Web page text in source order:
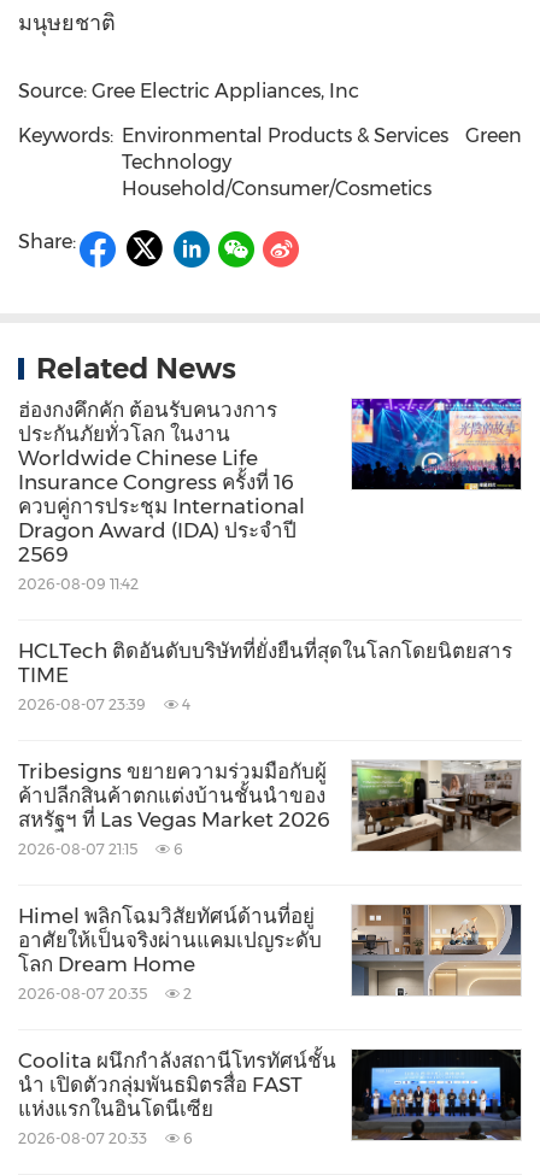
มนุษยชาติ
Source: Gree Electric Appliances, Inc
Keywords: Environmental Products & Services
Green
Technology
Household/Consumer/Cosmetics
Share:
Related News
ฮ่องกงคึกคัก ต้อนรับคนวงการ
ประกันภัยทั่วโลก ในงาน
Worldwide Chinese Life
Insurance Congress ครั้งที่ 16
ควบคู่การประชุม International
Dragon Award (IDA) ประจำปี
2569
2026-08-09 11:42
HCLTech ติดอันดับบริษัทที่ยั่งยืนที่สุดในโลกโดยนิตยสาร
TIME
2026-08-07 23:39 4
Tribesigns ขยายความร่วมมือกับผู้
ค้าปลีกสินค้าตกแต่งบ้านชั้นนำของ
สหรัฐฯ ที่ Las Vegas Market 2026
2026-08-07 21:15 6
Himel พลิกโฉมวิสัยทัศน์ด้านที่อยู่
อาศัยให้เป็นจริงผ่านแคมเปญระดับ
โลก Dream Home
2026-08-07 20:35 2
Coolita ผนึกกำลังสถานีโทรทัศน์ชั้น
นำ เปิดตัวกลุ่มพันธมิตรสื่อ FAST
แห่งแรกในอินโดนีเซีย
2026-08-07 20:33 6